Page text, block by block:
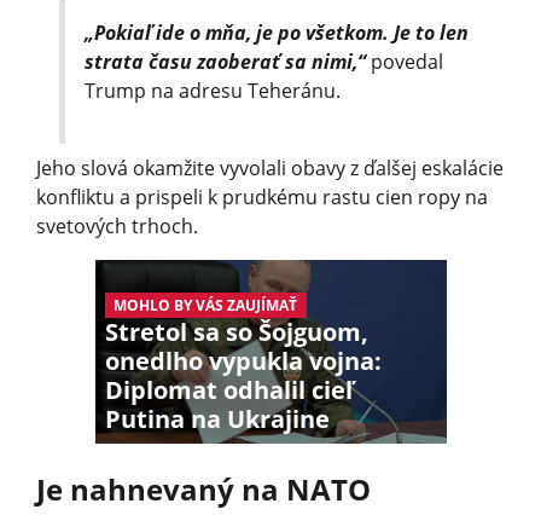
„Pokiaľ ide o mňa, je po všetkom. Je to len
strata času zaoberať sa nimi,“povedal
Trump na adresu Teheránu.
Jeho slová okamžite vyvolali obavy z ďalšej eskalácie
konfliktu a prispeli k prudkému rastu cien ropy na
svetových trhoch.
MOHLO BY VÁS ZAUJÍMAŤ
Stretol sa so Šojguom,
onedlho vypukla vojna:
Diplomat odhalil cieľ
Putina na Ukrajine
Je nahnevaný na NATO